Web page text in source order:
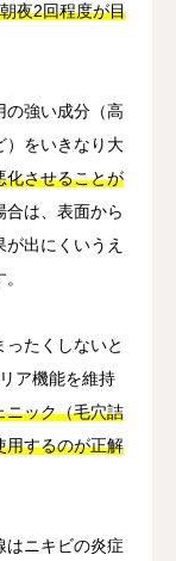
夜2回程度が目
の強い成分（高
）をいきなり大
化させることが
合は、表面から
出にくいうえ
たくしないと
ア機能を維持
ニック（毛穴詰
用するのが正解
はニキビの炎症